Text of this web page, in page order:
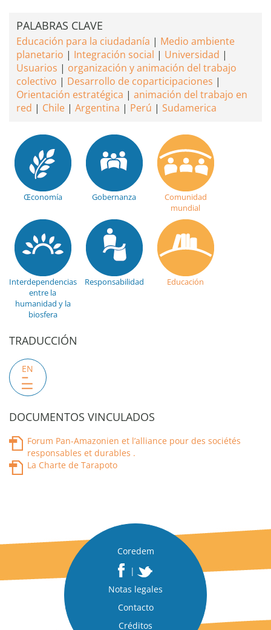
PALABRAS CLAVE
Educación para la ciudadanía
Medio ambiente
planetario
Integración social
Universidad
Usuarios
organización y animación del trabajo
colectivo
Desarrollo de coparticipaciones
Orientación estratégica
animación del trabajo en
red
Chile Argentina Perú Sudamerica
Œconomía Gobernanza
Comunidad
mundial
Interdependencias
entre la
humanidad y la
biosfera
Responsabilidad Educación
TRADUCCIÓN
EN
DOCUMENTOS VINCULADOS
Forum Pan-Amazonien et l’alliance pour des sociétés
responsables et durables .
La Charte de Tarapoto
Coredem
|
Notas legales
Contacto
Créditos